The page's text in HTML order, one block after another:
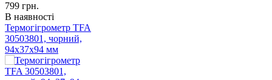
799 грн.
В наявності
Термогігрометр TFA
30503801, чорний,
94x37x94 мм